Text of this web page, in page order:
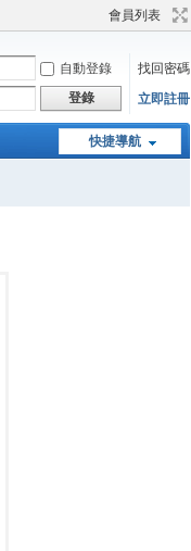
會員列表
自動登錄
找回密碼
登錄 立即註冊
快捷導航